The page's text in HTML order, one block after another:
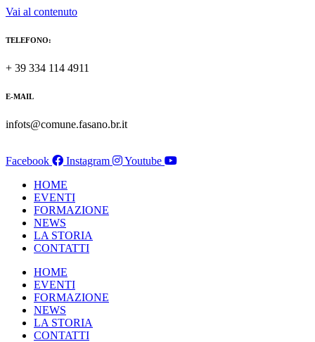
Vai al contenuto
TELEFONO:
+ 39 334 114 4911
E-MAIL
infots@comune.fasano.br.it
Facebook Instagram
Youtube
HOME
EVENTI
FORMAZIONE
NEWS
LA STORIA
CONTATTI
HOME
EVENTI
FORMAZIONE
NEWS
LA STORIA
CONTATTI